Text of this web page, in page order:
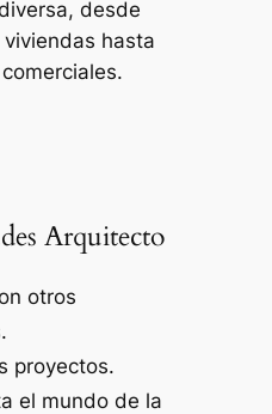
desde
hasta
Arquitecto
otros
proyectos.
el mundo de la